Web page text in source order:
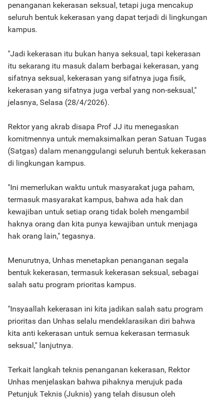
penanganan kekerasan seksual, tetapi juga mencakup
seluruh bentuk kekerasan yang dapat terjadi di lingkungan
kampus.
"Jadi kekerasan itu bukan hanya seksual, tapi kekerasan
itu sekarang itu masuk dalam berbagai kekerasan, yang
sifatnya seksual, kekerasan yang sifatnya juga fisik,
kekerasan yang sifatnya juga verbal yang non-seksual,"
jelasnya, Selasa (28/4/2026).
Rektor yang akrab disapa Prof JJ itu menegaskan
komitmennya untuk memaksimalkan peran Satuan Tugas
(Satgas) dalam menanggulangi seluruh bentuk kekerasan
di lingkungan kampus.
"Ini memerlukan waktu untuk masyarakat juga paham,
termasuk masyarakat kampus, bahwa ada hak dan
kewajiban untuk setiap orang tidak boleh mengambil
haknya orang dan kita punya kewajiban untuk menjaga
hak orang lain," tegasnya.
Menurutnya, Unhas menetapkan penanganan segala
bentuk kekerasan, termasuk kekerasan seksual, sebagai
salah satu program prioritas kampus.
"Insyaallah kekerasan ini kita jadikan salah satu program
prioritas dan Unhas selalu mendeklarasikan diri bahwa
kita anti kekerasan untuk semua kekerasan termasuk
seksual," lanjutnya.
Terkait langkah teknis penanganan kekerasan, Rektor
Unhas menjelaskan bahwa pihaknya merujuk pada
Petunjuk Teknis (Juknis) yang telah disusun oleh